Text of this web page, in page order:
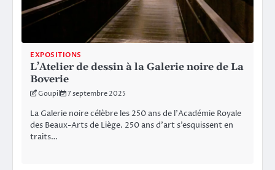
EXPOSITIONS
L’Atelier de dessin à la Galerie noire de La
Boverie
Goupil 7 septembre 2025
La Galerie noire célèbre les 250 ans de l’Académie Royale
des Beaux-Arts de Liège. 250 ans d’art s’esquissent en
traits…